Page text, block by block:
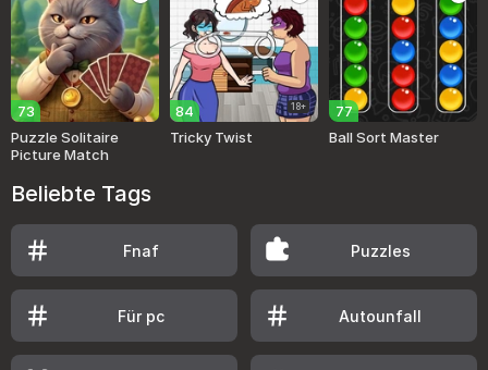
73
Puzzle Solitaire
Picture Match
84 18+
Tricky Twist
77
Ball Sort Master
Beliebte Tags
Fnaf Puzzles
Für pc Autounfall